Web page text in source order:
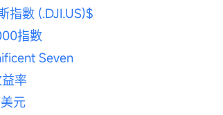
指數 (.DJI.US)$
指數
Seven
率
元